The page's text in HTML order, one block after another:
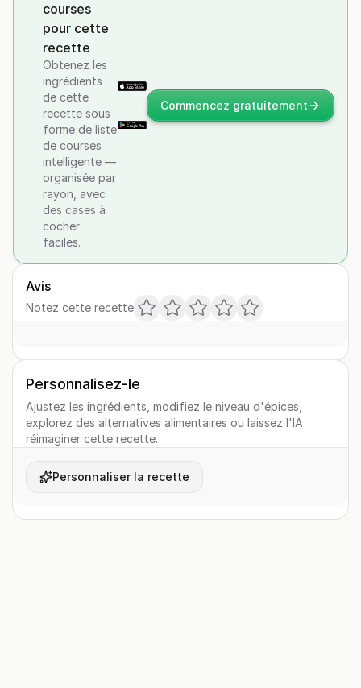
courses
pour cette
recette
Obtenez les
ingrédients
de cette
recette sous
forme de liste
de courses
intelligente —
organisée par
rayon, avec
des cases à
cocher
faciles.
Commencez gratuitement
Avis
Notez cette recette
Personnalisez-le
Ajustez les ingrédients, modifiez le niveau d'épices,
explorez des alternatives alimentaires ou laissez l'IA
réimaginer cette recette.
Personnaliser la recette